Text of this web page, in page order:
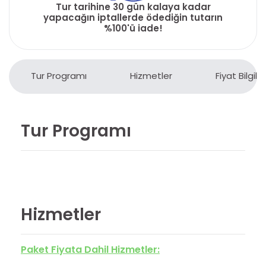
Tur tarihine 30 gün kalaya kadar
yapacağın iptallerde ödediğin tutarın
%100'ü iade!
Tur Programı Hizmetler Fiyat
Tur Programı
Hizmetler
Paket Fiyata Dahil Hizmetler: